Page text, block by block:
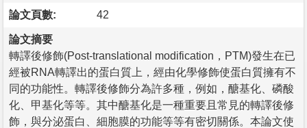
論文頁數: 42
論文摘要
轉譯後修飾(Post-translational modification，PTM)發生在已
經被RNA轉譯出的蛋白質上，經由化學修飾使蛋白質擁有不
同的功能性。轉譯後修飾分為許多種，例如，醣基化、磷酸
化、甲基化等等。其中醣基化是一種重要且常見的轉譯後修
飾，與分泌蛋白、細胞膜的功能等等有密切關係。本論文使